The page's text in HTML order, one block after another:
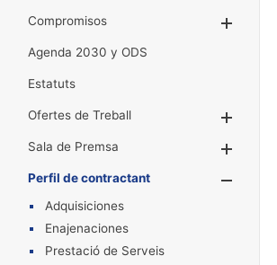
Compromisos
Agenda 2030 y ODS
Estatuts
Ofertes de Treball
Sala de Premsa
Perfil de contractant
Adquisiciones
Enajenaciones
Prestació de Serveis